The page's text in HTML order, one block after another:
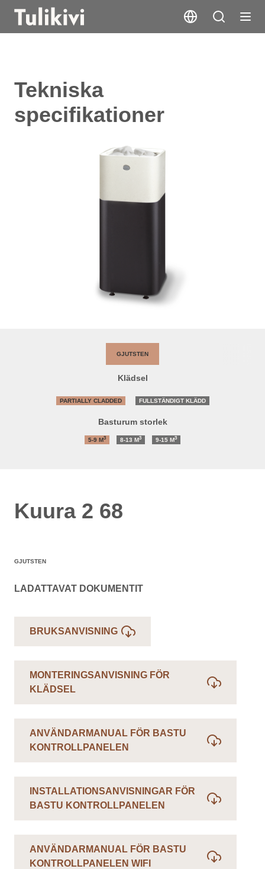
Tekniska
specifikationer
GJUTSTEN
Klädsel
PARTIALLY CLADDED FULLSTÄNDIGT KLÄDD
Basturum storlek
5-9 M3 8-13 M3 9-15 M3
Kuura 2 68
GJUTSTEN
LADATTAVAT DOKUMENTIT
BRUKSANVISNING
MONTERINGSANVISNING FÖR
KLÄDSEL
ANVÄNDARMANUAL FÖR BASTU
KONTROLLPANELEN
INSTALLATIONSANVISNINGAR FÖR
BASTU KONTROLLPANELEN
ANVÄNDARMANUAL FÖR BASTU
KONTROLLPANELEN WIFI